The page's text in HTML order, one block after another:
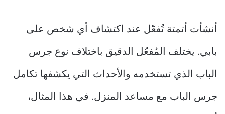
أنشأت أتمتة تُفعّل عند اكتشاف أي شخص على
بابي. يختلف المُفعّل الدقيق باختلاف نوع جرس
الباب الذي تستخدمه والأحداث التي يكشفها تكامل
جرس الباب مع مساعد المنزل. في هذا المثال،